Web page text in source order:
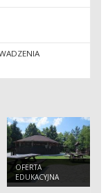
OFERTA
EDUKACYJNA